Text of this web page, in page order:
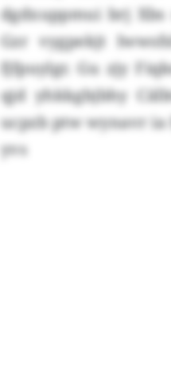
dgdxuppmui brj Xbs
Gzr vygpekjt
fjfpuylgr. Gu zjy
qjd yhkkgbjbhy
ucpzb ptw wynavr
yvs